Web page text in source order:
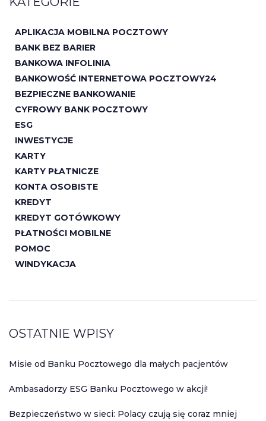
APLIKACJA MOBILNA POCZTOWY
BANK BEZ BARIER
BANKOWA INFOLINIA
BANKOWOŚĆ INTERNETOWA POCZTOWY24
BEZPIECZNE BANKOWANIE
CYFROWY BANK POCZTOWY
ESG
INWESTYCJE
KARTY
KARTY PŁATNICZE
KONTA OSOBISTE
KREDYT
KREDYT GOTÓWKOWY
PŁATNOŚCI MOBILNE
POMOC
WINDYKACJA
OSTATNIE WPISY
Misie od Banku Pocztowego dla małych pacjentów
Ambasadorzy ESG Banku Pocztowego w akcji!
Bezpieczeństwo w sieci: Polacy czują się coraz mniej